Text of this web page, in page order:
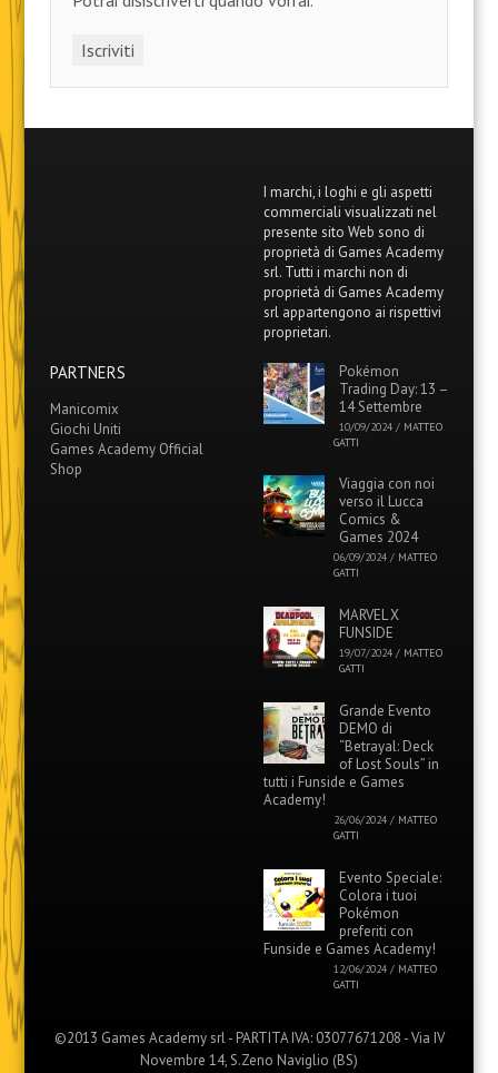
I marchi, i loghi e gli aspetti
commerciali visualizzati nel
presente sito Web sono di
proprietà di Games Academy
srl. Tutti i marchi non di
proprietà di Games Academy
srl appartengono ai rispettivi
proprietari.
PARTNERS
Manicomix
Giochi Uniti
Games Academy Official
Shop
Pokémon
Trading Day: 13 –
14 Settembre
10/09/2024 / MATTEO
GATTI
Viaggia con noi
verso il Lucca
Comics &
Games 2024
06/09/2024 / MATTEO
GATTI
MARVEL X
FUNSIDE
19/07/2024 / MATTEO
GATTI
Grande Evento
DEMO di
“Betrayal: Deck
of Lost Souls” in
tutti i Funside e Games
Academy!
26/06/2024 / MATTEO
GATTI
Evento Speciale:
Colora i tuoi
Pokémon
preferiti con
Funside e Games Academy!
12/06/2024 / MATTEO
GATTI
©2013 Games Academy srl - PARTITA IVA: 03077671208 - Via IV
Novembre 14, S.Zeno Naviglio (BS)